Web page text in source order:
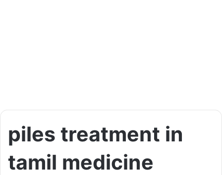
piles treatment in
tamil medicine